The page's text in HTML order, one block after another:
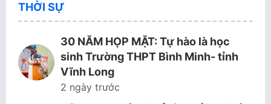
THỜI SỰ
30 NĂM HỌP MẶT: Tự hào là học
sinh Trường THPT Bình Minh- tỉnh
Vĩnh Long
2 ngày trước